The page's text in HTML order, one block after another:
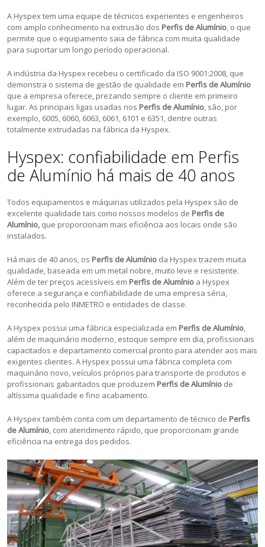
A Hyspex tem uma equipe de técnicos experientes e engenheiros
com amplo conhecimento na extrusão dos Perfis de Alumínio, o que
permite que o equipamento saia de fábrica com muita qualidade
para suportar um longo período operacional.
A indústria da Hyspex recebeu o certificado da ISO 9001:2008, que
demonstra o sistema de gestão de qualidade em Perfis de Alumínio
que a empresa oferece, prezando sempre o cliente em primeiro
lugar. As principais ligas usadas nos Perfis de Alumínio, são, por
exemplo, 6005, 6060, 6063, 6061, 6101 e 6351, dentre outras
totalmente extrudadas na fábrica da Hyspex.
Hyspex: confiabilidade em Perfis
de Alumínio há mais de 40 anos
Todos equipamentos e máquinas utilizados pela Hyspex são de
excelente qualidade tais como nossos modelos de Perfis de
Alumínio, que proporcionam mais eficiência aos locais onde são
instalados.
Há mais de 40 anos, os Perfis de Alumínio da Hyspex trazem muita
qualidade, baseada em um metal nobre, muito leve e resistente.
Além de ter preços acessíveis em Perfis de Alumínio a Hyspex
oferece a segurança e confiabilidade de uma empresa séria,
reconhecida pelo INMETRO e entidades de classe.
A Hyspex possui uma fábrica especializada em Perfis de Alumínio,
além de maquinário moderno, estoque sempre em dia, profissionais
capacitados e departamento comercial pronto para atender aos mais
exigentes clientes. A Hyspex possui uma fábrica completa com
maquinário novo, veículos próprios para transporte de produtos e
profissionais gabaritados que produzem Perfis de Alumínio de
altíssima qualidade e fino acabamento.
A Hyspex também conta com um departamento de técnico de Perfis
de Alumínio, com atendimento rápido, que proporcionam grande
eficiência na entrega dos pedidos.